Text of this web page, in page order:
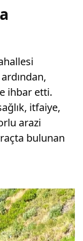
ihbar etti.
itfaiye,
arazi
bulunan